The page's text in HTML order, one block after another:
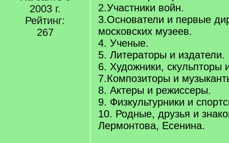
2003 г.
Рейтинг:
267
2.Участники войн.
3.Основатели и первые
московских музеев.
4. Ученые.
5. Литераторы и издатели.
6. Художники, скульпторы
7.Композиторы и
8. Актеры и режиссеры.
9. Физкультурники и
10. Родные, друзья и
Лермонтова, Есенина.